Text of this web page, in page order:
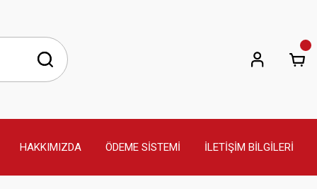
HAKKIMIZDA ÖDEME SİSTEMİ İLETİŞİM BİLGİLERİ